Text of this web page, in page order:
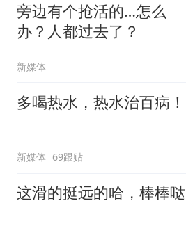
旁边有个抢活的…怎么
办？人都过去了？
新媒体
多喝热水，热水治百病！
新媒体 69跟贴
这滑的挺远的哈，棒棒哒